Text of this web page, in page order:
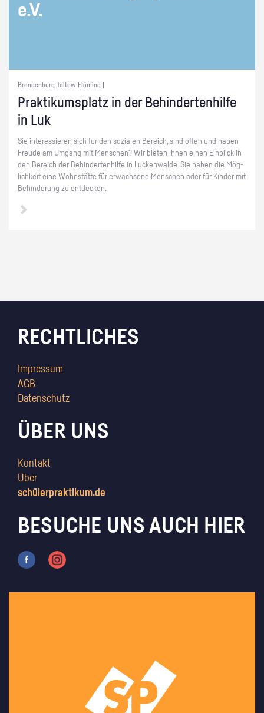
e.V.
Brandenburg Teltow-Fläming |
Prak­ti­kums­platz in der Be­hin­der­ten­hil­fe
in Luk
Sie in­ter­es­sie­ren sich für den so­zia­len Be­reich, sind offen und haben
Freu­de am Um­gang mit Men­schen? Wir bie­ten Ihnen einen Ein­blick in
den Be­reich der Be­hin­der­ten­hil­fe in Lu­cken­wal­de. Sie haben die Mög­
lich­keit eine Wohn­stät­te für er­wach­se­ne Men­schen oder für Kin­der mit
Be­hin­de­rung zu ent­de­cken.
RECHTLICHES
Impressum
AGB
Datenschutz
ÜBER UNS
Kontakt
Über
schülerpraktikum.de
BESUCHE UNS AUCH HIER